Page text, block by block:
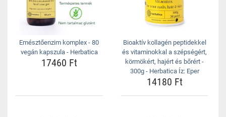
Emésztőenzim komplex - 80
vegán kapszula - Herbatica
17460 Ft
Bioaktív kollagén peptidekkel
és vitaminokkal a szépségért,
körmökért, hajért és bőrért -
300g - Herbatica Íz: Eper
14180 Ft